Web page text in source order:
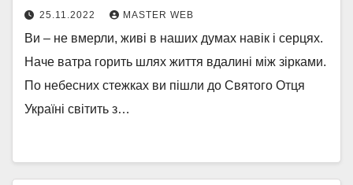
25.11.2022 MASTER WEB
Ви – не вмерли, живі в наших думах навік і серцях.
Наче ватра горить шлях життя вдалині між зірками.
По небесних стежках ви пішли до Святого Отця
Україні світить з…